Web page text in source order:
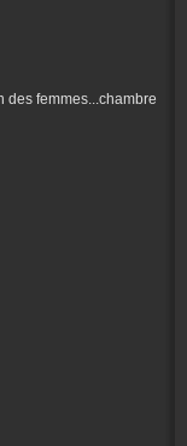
des femmes...chambre